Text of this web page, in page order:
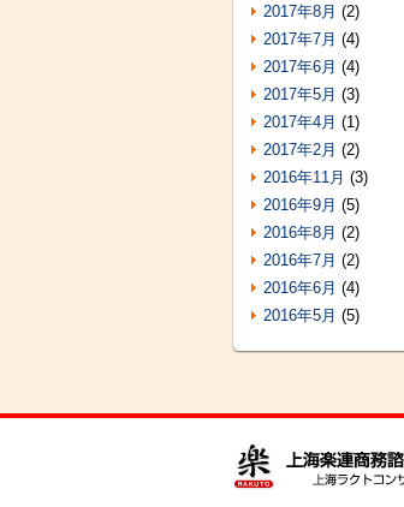
2017年8月 (2)
2017年7月 (4)
2017年6月 (4)
2017年5月 (3)
2017年4月 (1)
2017年2月 (2)
2016年11月 (3)
2016年9月 (5)
2016年8月 (2)
2016年7月 (2)
2016年6月 (4)
2016年5月 (5)